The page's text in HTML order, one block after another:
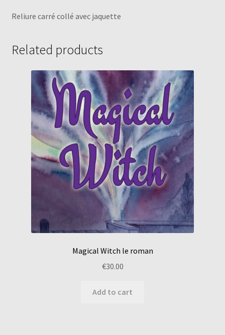
Reliure carré collé avec jaquette
Related products
Magical Witch le roman
€30.00
Add to cart